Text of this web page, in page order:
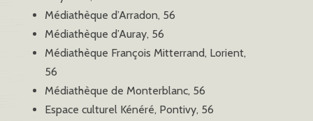
Médiathèque d’Arradon, 56
Médiathèque d’Auray, 56
Médiathèque François Mitterrand, Lorient,
56
Médiathèque de Monterblanc, 56
Espace culturel Kénéré, Pontivy, 56